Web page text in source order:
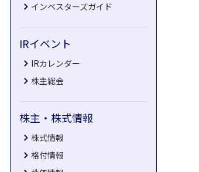
インベスターズガイド
IRイベント
IRカレンダー
株主総会
株主・株式情報
株式情報
格付情報